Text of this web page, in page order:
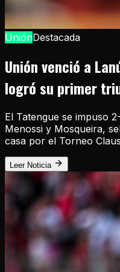
UniónDestacada
Unión venció a
logró su primer
El Tatengue se impuso
Menossi y Mosqueira,
casa por el Torneo
Leer Noticia